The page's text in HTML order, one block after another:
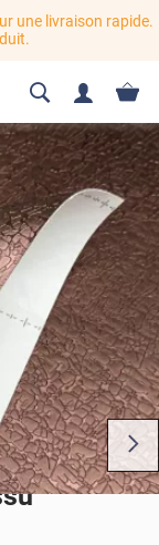
une livraison rapide.